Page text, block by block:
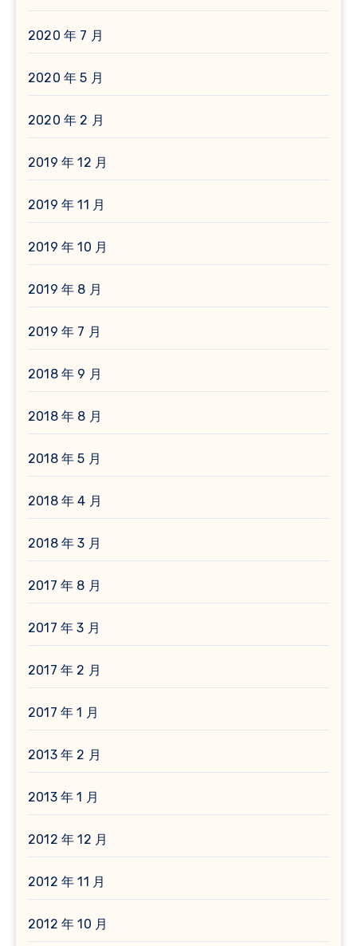
2020 年 7 月
2020 年 5 月
2020 年 2 月
2019 年 12 月
2019 年 11 月
2019 年 10 月
2019 年 8 月
2019 年 7 月
2018 年 9 月
2018 年 8 月
2018 年 5 月
2018 年 4 月
2018 年 3 月
2017 年 8 月
2017 年 3 月
2017 年 2 月
2017 年 1 月
2013 年 2 月
2013 年 1 月
2012 年 12 月
2012 年 11 月
2012 年 10 月